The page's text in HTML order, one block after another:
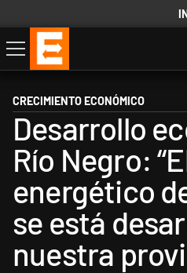
Economía
Política
Internacional
Actualidad
Descargá la App
CRECIMIENTO ECONÓMICO
Desarrollo
Río Negro:
energético
se está
nuestra